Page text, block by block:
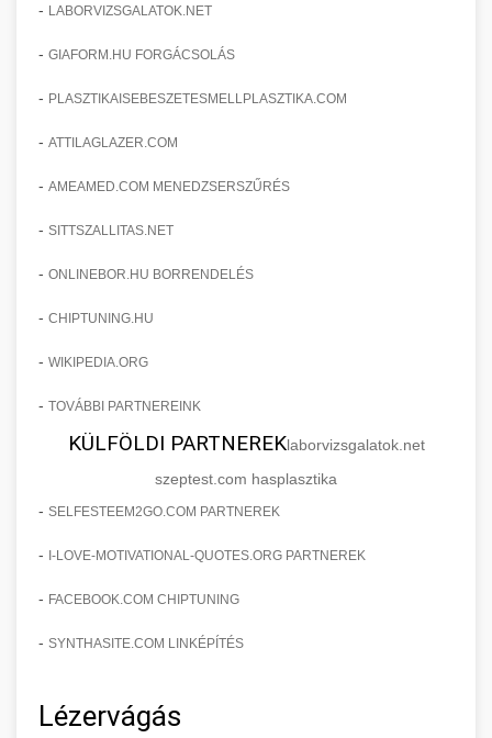
- LABORVIZSGALATOK.NET
- GIAFORM.HU FORGÁCSOLÁS
- PLASZTIKAISEBESZETESMELLPLASZTIKA.COM
- ATTILAGLAZER.COM
- AMEAMED.COM MENEDZSERSZŰRÉS
- SITTSZALLITAS.NET
- ONLINEBOR.HU BORRENDELÉS
- CHIPTUNING.HU
- WIKIPEDIA.ORG
- TOVÁBBI PARTNEREINK
KÜLFÖLDI PARTNEREKlaborvizsgalatok.net
szeptest.com hasplasztika
- SELFESTEEM2GO.COM PARTNEREK
- I-LOVE-MOTIVATIONAL-QUOTES.ORG PARTNEREK
- FACEBOOK.COM CHIPTUNING
- SYNTHASITE.COM LINKÉPÍTÉS
Lézervágás